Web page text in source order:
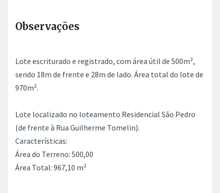
Observações
Lote escriturado e registrado, com área útil de 500m²,
sendo 18m de frente e 28m de lado. Área total do lote de
970m².
Lote localizado no loteamento Residencial São Pedro
(de frente à Rua Guilherme Tomelin).
Características:
Área do Terreno: 500,00
Área Total: 967,10 m²